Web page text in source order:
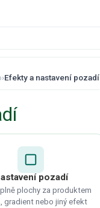
›Efekty a nastavení pozadí
pozadí
plochy za produktem
gradient nebo jiný efekt